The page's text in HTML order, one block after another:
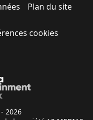
Plan du site
cookies
2026